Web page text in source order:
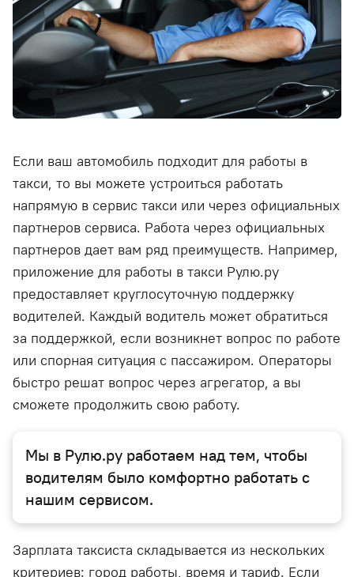
Если ваш автомобиль подходит для работы в
такси, то вы можете устроиться работать
напрямую в сервис такси или через официальных
партнеров сервиса. Работа через официальных
партнеров дает вам ряд преимуществ. Например,
приложение для работы в такси Рулю.ру
предоставляет круглосуточную поддержку
водителей. Каждый водитель может обратиться
за поддержкой, если возникнет вопрос по работе
или спорная ситуация с пассажиром. Операторы
быстро решат вопрос через агрегатор, а вы
сможете продолжить свою работу.
Мы в Рулю.ру работаем над тем, чтобы
водителям было комфортно работать с
нашим сервисом.
Зарплата таксиста складывается из нескольких
критериев: город работы, время и тариф. Если